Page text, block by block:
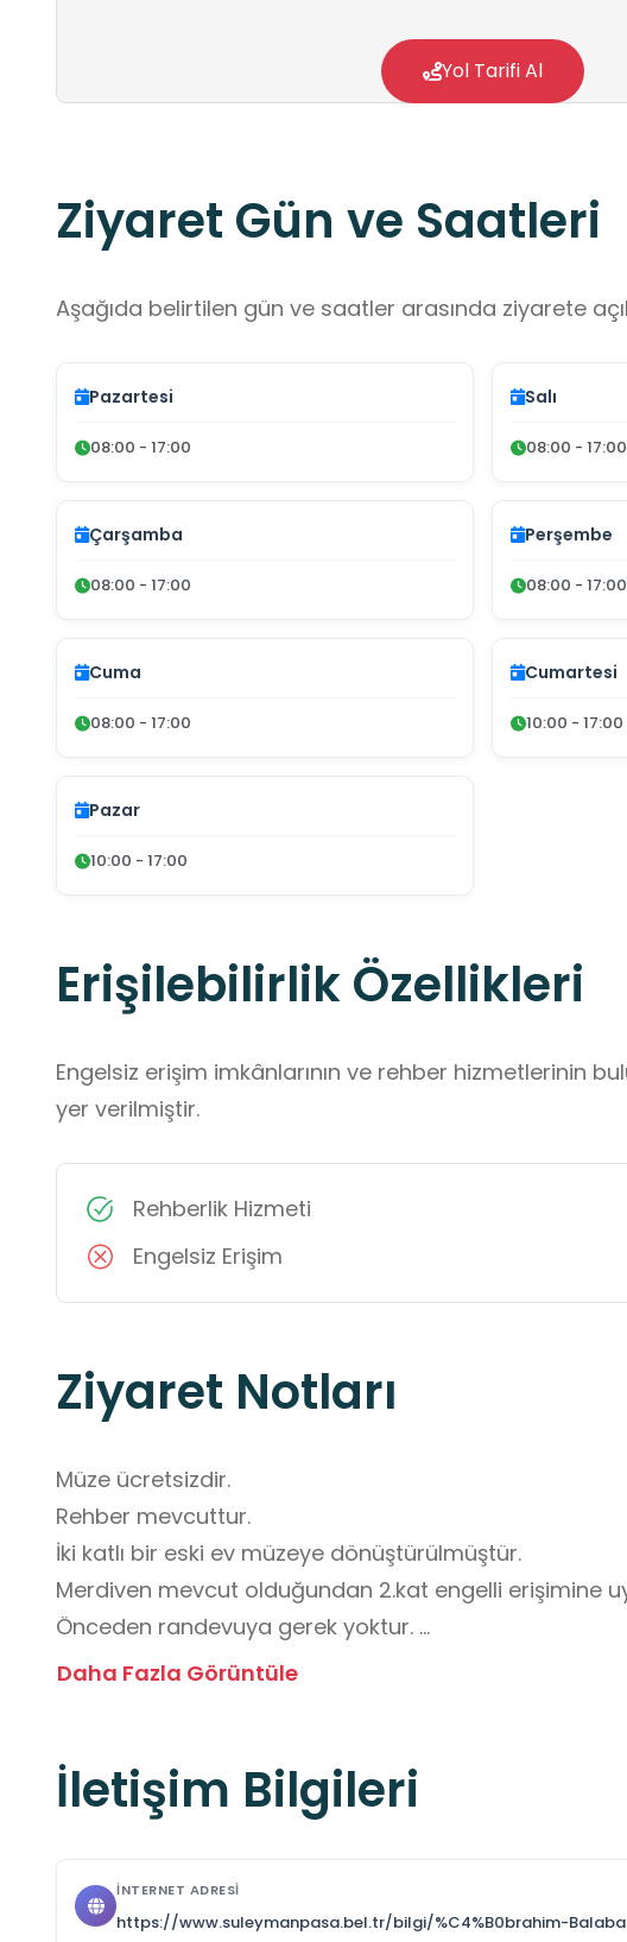
Yol Tarifi Al
Ziyaret Gün ve Saatleri
Aşağıda belirtilen gün ve saatler arasında ziyarete
Pazartesi
08:00 - 17:00
Salı
08:00 - 17:00
Çarşamba
08:00 - 17:00
Perşembe
08:00 - 17:00
Cuma
08:00 - 17:00
Cumartesi
10:00 - 17:00
Pazar
10:00 - 17:00
Erişilebilirlik Özellikleri
Engelsiz erişim imkânlarının ve rehber hizmetlerinin
yer verilmiştir.
Rehberlik Hizmeti
Engelsiz Erişim
Ziyaret Notları
Müze ücretsizdir.
Rehber mevcuttur.
İki katlı bir eski ev müzeye dönüştürülmüştür.
Merdiven mevcut olduğundan 2.kat engelli erişimine
Önceden randevuya gerek yoktur.
Görevli öğle arası hariç (12.00-13.00) müzededir.
Daha Fazla Görüntüle
İletişim Bilgileri
İNTERNET ADRESI
https://www.suleymanpasa.bel.tr/bilgi/%C4%B0brahim-